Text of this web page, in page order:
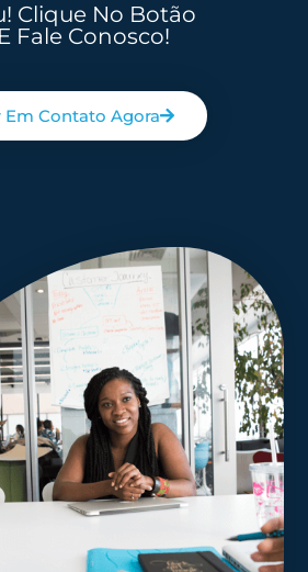
Clique No Botão
Fale Conosco!
Em Contato Agora